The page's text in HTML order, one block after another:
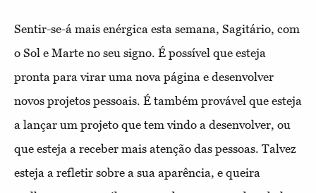
Sentir-se-á mais enérgica esta semana, Sagitário, com
o Sol e Marte no seu signo. É possível que esteja
pronta para virar uma nova página e desenvolver
novos projetos pessoais. É também provável que esteja
a lançar um projeto que tem vindo a desenvolver, ou
que esteja a receber mais atenção das pessoas. Talvez
esteja a refletir sobre a sua aparência, e queira